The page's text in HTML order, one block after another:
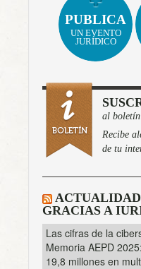
PUBLICA
UN EVENTO
JURÍDICO
al boletín
Recibe
de tu
GRACIAS A
Las cifras de la
Memoria AEPD
19,8 millones en